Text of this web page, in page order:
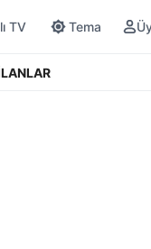
TV Tema